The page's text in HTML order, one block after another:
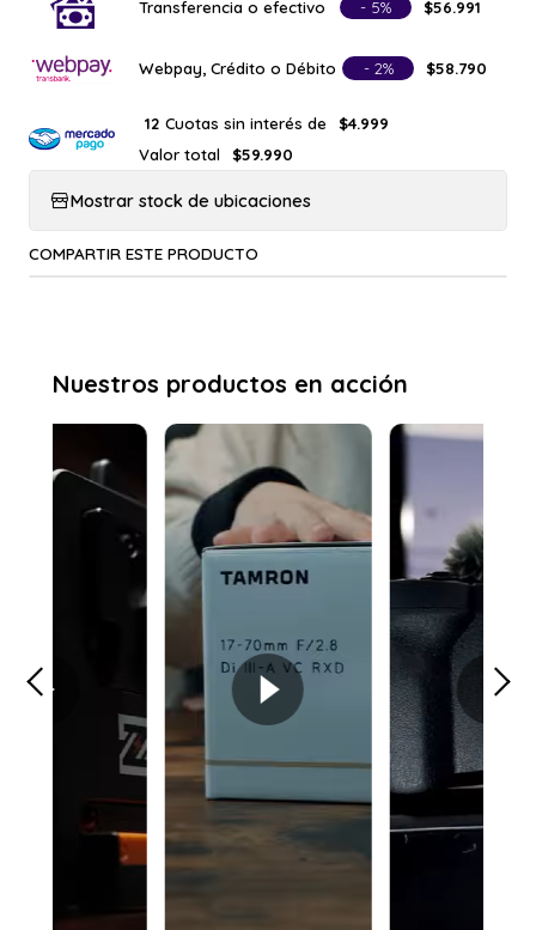
Transferencia o efectivo - 5% $56.991
Webpay, Crédito o Débito - 2% $58.790
12 Cuotas sin interés de
$4.999
Valor total
$59.990
Mostrar stock de ubicaciones
COMPARTIR ESTE PRODUCTO